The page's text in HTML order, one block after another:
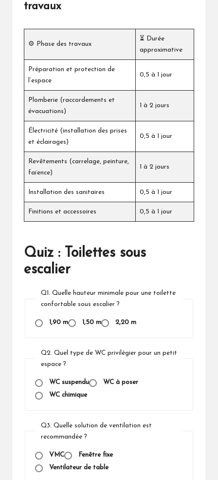
travaux
⚙️ Phase des travaux
⏳ Durée
approximative
Préparation et protection de
l’espace
0,5 à 1 jour
Plomberie (raccordements et
évacuations)
1 à 2 jours
Électricité (installation des prises
et éclairages)
0,5 à 1 jour
Revêtements (carrelage, peinture,
faïence)
1 à 2 jours
Installation des sanitaires 0,5 à 1 jour
Finitions et accessoires 0,5 à 1 jour
Quiz : Toilettes sous
escalier
Q1. Quelle hauteur minimale pour une toilette
confortable sous escalier ?
1,90 m 1,50 m 2,20 m
Q2. Quel type de WC privilégier pour un petit
espace ?
WC suspendu WC à poser
WC chimique
Q3. Quelle solution de ventilation est
recommandée ?
VMC Fenêtre fixe
Ventilateur de table